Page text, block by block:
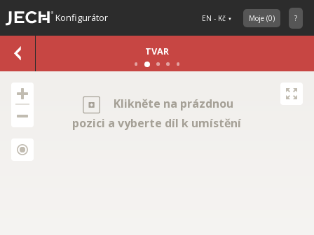
Konfigurátor EN - Kč Moje (0) ?
TVAR
Klikněte na prázdnou
pozici a vyberte díl k umístění